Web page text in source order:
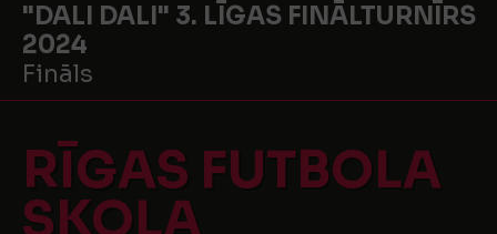
"DALI DALI" 3. LĪGAS FINĀLTURNĪRS
2024
Fināls
RĪGAS FUTBOLA
SKOLA